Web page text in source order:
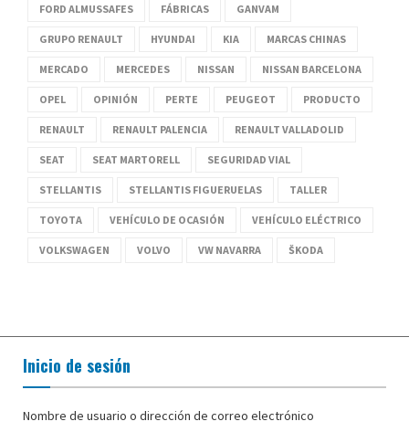
FORD ALMUSSAFES FÁBRICAS GANVAM
GRUPO RENAULT HYUNDAI KIA MARCAS CHINAS
MERCADO MERCEDES NISSAN NISSAN BARCELONA
OPEL OPINIÓN PERTE PEUGEOT PRODUCTO
RENAULT RENAULT PALENCIA RENAULT VALLADOLID
SEAT SEAT MARTORELL SEGURIDAD VIAL
STELLANTIS STELLANTIS FIGUERUELAS TALLER
TOYOTA VEHÍCULO DE OCASIÓN VEHÍCULO ELÉCTRICO
VOLKSWAGEN VOLVO VW NAVARRA ŠKODA
Inicio de sesión
Nombre de usuario o dirección de correo electrónico